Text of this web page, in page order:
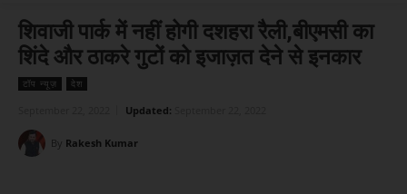
शिवाजी पार्क में नहीं होगी दशहरा रैली,बीएमसी का
शिंदे और ठाकरे गुटों को इजाज़त देने से इनकार
टॉप न्यूज़ देश
Updated:
By Rakesh Kumar